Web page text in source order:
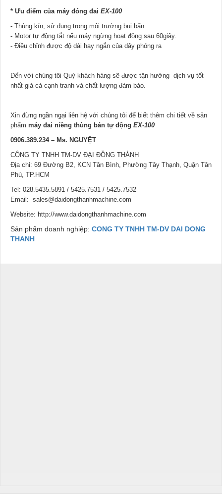
* Ưu điểm của máy đóng đai EX-100
- Thùng kín, sử dụng trong môi trường bụi bẩn.
- Motor tự động tắt nếu máy ngừng hoạt động sau 60giây.
- Điều chỉnh được độ dài hay ngắn của dây phóng ra
Đến với chúng tôi Quý khách hàng sẽ được tận hưởng dịch vụ tốt
nhất giá cả cạnh tranh và chất lượng đảm bảo.
Xin đừng ngần ngại liên hệ với chúng tôi để biết thêm chi tiết về sản
phẩm máy đai niềng thùng bán tự động EX-100
0906.389.234 – Ms. NGUYỆT
CÔNG TY TNHH TM-DV ĐẠI ĐỒNG THÀNH
Địa chỉ: 69 Đường B2, KCN Tân Bình, Phường Tây Thạnh, Quận Tân
Phú, TP.HCM
Tel: 028.5435.5891 / 5425.7531 / 5425.7532
Email: sales@daidongthanhmachine.com
Website: http://www.daidongthanhmachine.com
Sản phẩm doanh nghiệp: CONG TY TNHH TM-DV DAI DONG
THANH